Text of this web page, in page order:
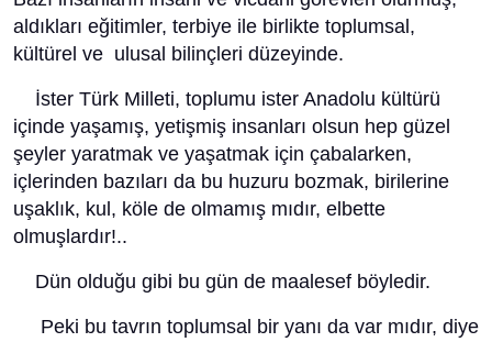
aldıkları eğitimler, terbiye ile birlikte toplumsal,
kültürel ve ulusal bilinçleri düzeyinde.
İster Türk Milleti, toplumu ister Anadolu kültürü
içinde yaşamış, yetişmiş insanları olsun hep güzel
şeyler yaratmak ve yaşatmak için çabalarken,
içlerinden bazıları da bu huzuru bozmak, birilerine
uşaklık, kul, köle de olmamış mıdır, elbette
olmuşlardır!..
Dün olduğu gibi bu gün de maalesef böyledir.
Peki bu tavrın toplumsal bir yanı da var mıdır, diye